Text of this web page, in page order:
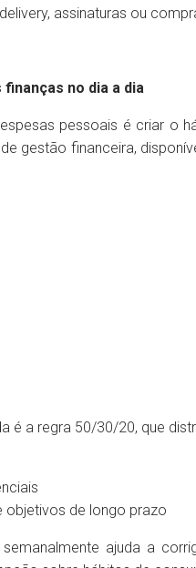
assinaturas ou
no dia a dia
pessoais é criar o
gestão financeira,
é a regra 50/30/20, que
objetivos de longo prazo
ajuda a